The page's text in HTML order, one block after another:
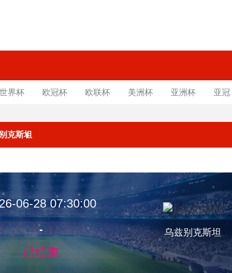
世界杯 欧冠杯 欧联杯 美洲杯 亚洲杯 亚冠
克斯坦
06-28 07:30:00
-
已结束
乌兹别克斯坦